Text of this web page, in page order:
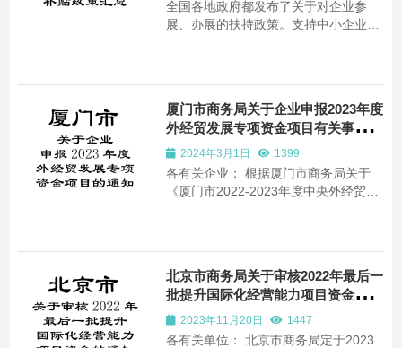
全国各地政府都发布了关于对企业参
展、办展的扶持政策。支持中小企业以
厦门市商务局关于企业申报2023年度
外经贸发展专项资金项目有关事项的
通知2024年3月1日 1399
各有关企业： 根据厦门市商务局关于
《厦门市2022-2023年度中央外经贸发
项资金申报工作通知如下： 一、新备案
企业...
北京市商务局关于审核2022年最后一
批提升国际化经营能力项目资金的通
知 2023年11月20日 1447
各有关单位： 北京市商务局定于2023